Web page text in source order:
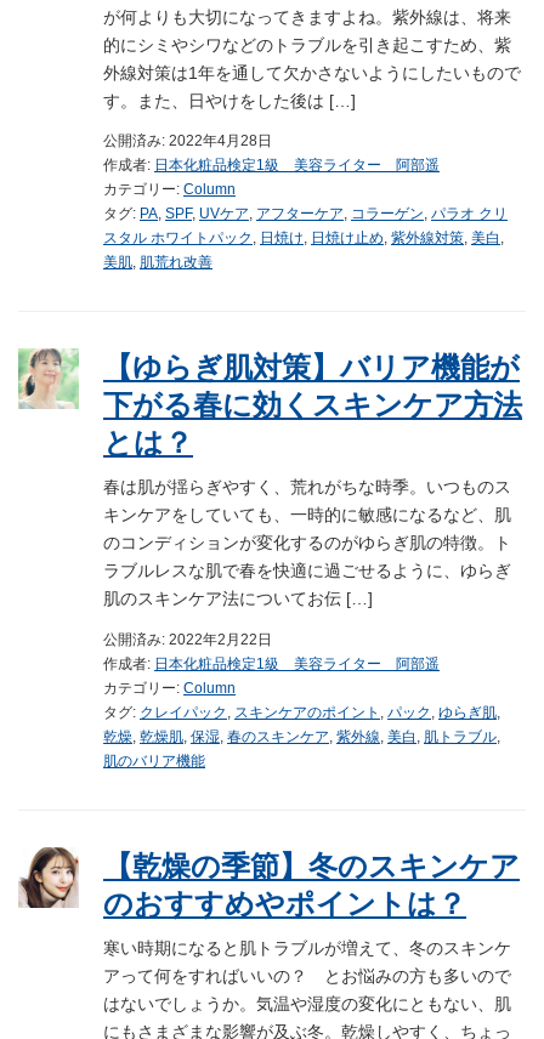
が何よりも大切になってきますよね。紫外線は、将来
的にシミやシワなどのトラブルを引き起こすため、紫
外線対策は1年を通して欠かさないようにしたいもので
す。また、日やけをした後は […]
公開済み: 2022年4月28日
作成者: 日本化粧品検定1級 美容ライター 阿部遥
カテゴリー: Column
タグ: PA, SPF, UVケア, アフターケア, コラーゲン, パラオ クリ
スタル ホワイトパック , 日焼け, 日焼け止め, 紫外線対策, 美白 ,
美肌, 肌荒れ改善
【ゆらぎ肌対策】バリア機能が
下がる春に効くスキンケア方法
とは？
春は肌が揺らぎやすく、荒れがちな時季。いつものス
キンケアをしていても、一時的に敏感になるなど、肌
のコンディションが変化するのがゆらぎ肌の特徴。ト
ラブルレスな肌で春を快適に過ごせるように、ゆらぎ
肌のスキンケア法についてお伝 […]
公開済み: 2022年2月22日
作成者: 日本化粧品検定1級 美容ライター 阿部遥
カテゴリー: Column
タグ: クレイパック スキンケアのポイント パック ゆらぎ肌
乾燥 乾燥肌 保湿 春のスキンケア 紫外線 美白 肌トラブル
肌のバリア機能
【乾燥の季節】冬のスキンケア
のおすすめやポイントは？
寒い時期になると肌トラブルが増えて、冬のスキンケ
アって何をすればいいの？ とお悩みの方も多いので
はないでしょうか。気温や湿度の変化にともない、肌
にもさまざまな影響が及ぶ冬。乾燥しやすく、ちょっ